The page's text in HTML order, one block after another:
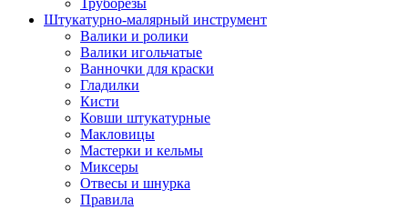
Труборезы
Штукатурно-малярный инструмент
Валики и ролики
Валики игольчатые
Ванночки для краски
Гладилки
Кисти
Ковши штукатурные
Макловицы
Мастерки и кельмы
Миксеры
Отвесы и шнурка
Правила